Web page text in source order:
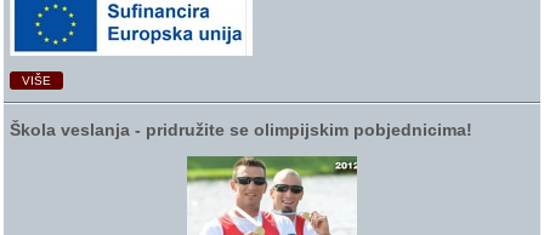
VIŠE
Škola veslanja ‑ pridružite se olimpijskim pobjednicima!